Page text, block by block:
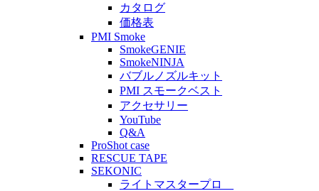
カタログ
価格表
PMI Smoke
SmokeGENIE
SmokeNINJA
バブルノズルキット
PMI スモークベスト
アクセサリー
YouTube
Q&A
ProShot case
RESCUE TAPE
SEKONIC
ライトマスタープロ